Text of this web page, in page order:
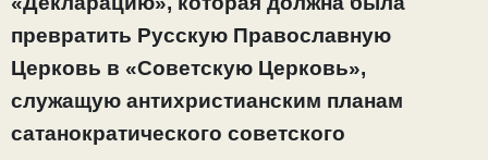
превратить Русскую Православную
Церковь в «Советскую Церковь»,
служащую антихристианским планам
сатанократического советского